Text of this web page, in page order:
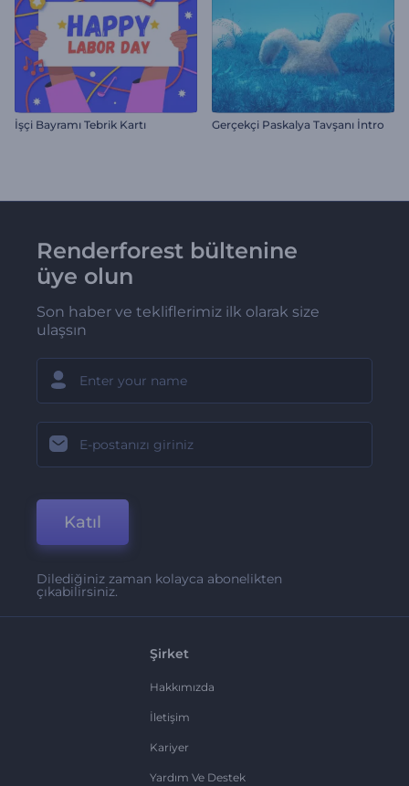
İşçi Bayramı Tebrik Kartı Gerçekçi Paskalya Tavşanı İntro
Renderforest bültenine
üye olun
Son haber ve tekliflerimiz ilk olarak size
ulaşsın
Katıl
Dilediğiniz zaman kolayca abonelikten
çıkabilirsiniz.
Şirket
Hakkımızda
İletişim
Kariyer
Yardım Ve Destek